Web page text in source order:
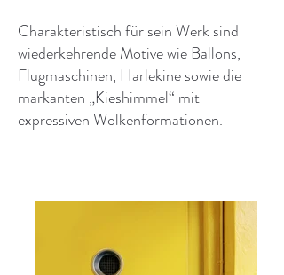
Charakteristisch für sein Werk sind
wiederkehrende Motive wie Ballons,
Flugmaschinen, Harlekine sowie die
markanten „Kieshimmel“ mit
expressiven Wolkenformationen.